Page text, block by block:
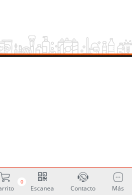
0
Escanea Contacto Más